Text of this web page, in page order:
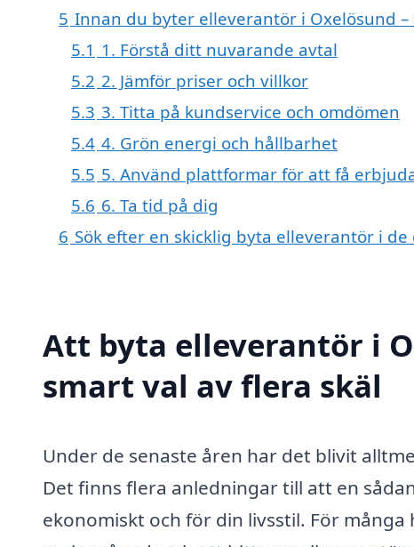
5 Innan du byter elleverantör i Oxelösund
5.1 1. Förstå ditt nuvarande avtal
5.2 2. Jämför priser och villkor
5.3 3. Titta på kundservice och omdömen
5.4 4. Grön energi och hållbarhet
5.5 5. Använd plattformar för att få
5.6 6. Ta tid på dig
6 Sök efter en skicklig byta elleverantör i
Att byta elleverantör i
smart val av flera skäl
Under de senaste åren har det blivit
Det finns flera anledningar till att en
ekonomiskt och för din livsstil. För